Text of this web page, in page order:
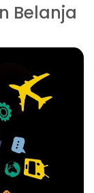
Belanja